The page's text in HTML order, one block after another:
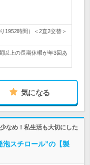
1952時間）＜2直2交替＞
以上の長期休暇が年3回あ
気になる
なめ！私生活も大切にした
スチロール”の【製